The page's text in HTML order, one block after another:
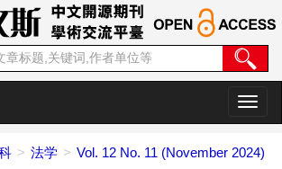
切
换
航
法学 Vol. 12 No. 11 (November 2024)